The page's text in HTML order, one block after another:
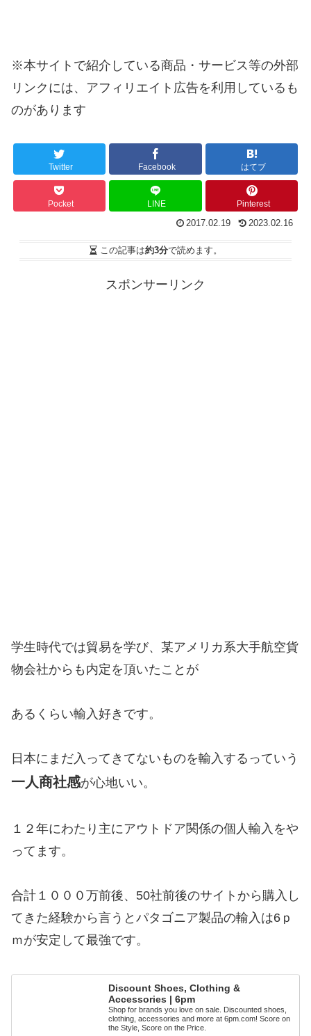
※本サイトで紹介している商品・サービス等の外部
リンクには、アフィリエイト広告を利用しているも
のがあります
Twitter Facebook はてブ
Pocket LINE Pinterest
2017.02.19 2023.02.16
この記事は約3分で読めます。
スポンサーリンク
学生時代では貿易を学び、某アメリカ系大手航空貨
物会社からも内定を頂いたことが
あるくらい輸入好きです。
日本にまだ入ってきてないものを輸入するっていう
一人商社感が心地いい。
１２年にわたり主にアウトドア関係の個人輸入をや
ってます。
合計１０００万前後、50社前後のサイトから購入し
てきた経験から言うとパタゴニア製品の輸入は6ｐ
ｍが安定して最強です。
Discount Shoes, Clothing &
Accessories | 6pm
Shop for brands you love on sale. Discounted shoes,
clothing, accessories and more at 6pm.com! Score on
the Style, Score on the Price.